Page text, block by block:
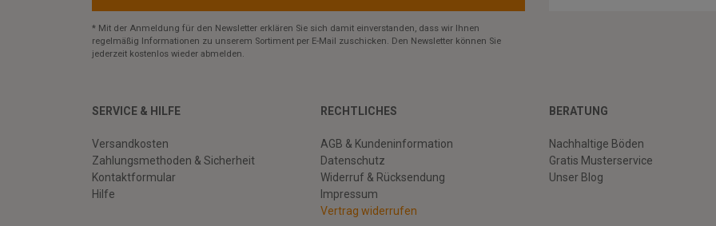
* Mit der Anmeldung für den Newsletter erklären Sie sich damit einverstanden, dass wir Ihnen
regelmäßig Informationen zu unserem Sortiment per E-Mail zuschicken. Den Newsletter können Sie
jederzeit kostenlos wieder abmelden.
SERVICE & HILFE
Versandkosten
Zahlungsmethoden & Sicherheit
Kontaktformular
Hilfe
RECHTLICHES
AGB & Kundeninformation
Datenschutz
Widerruf & Rücksendung
Impressum
Vertrag widerrufen
BERATUNG
Nachhaltige Böden
Gratis Musterservice
Unser Blog